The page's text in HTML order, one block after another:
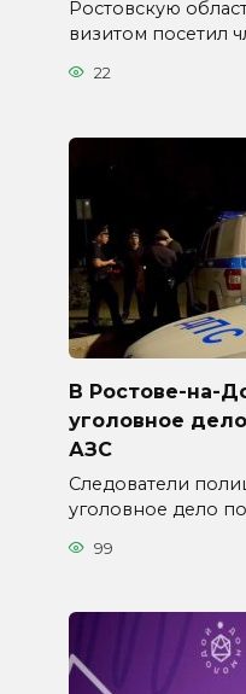
Ростовскую
визитом посетил
22
В Ростове-на-
уголовное
АЗС
Следователи
уголовное дело
99